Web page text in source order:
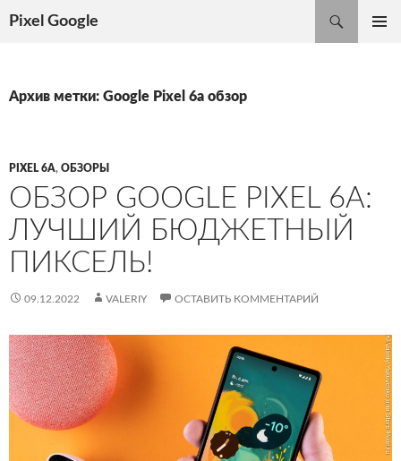
Pixel Google
Архив метки: Google Pixel 6a обзор
PIXEL 6A, ОБЗОРЫ
ОБЗОР GOOGLE PIXEL 6A:
ЛУЧШИЙ БЮДЖЕТНЫЙ
ПИКСЕЛЬ!
09.12.2022 VALERIY ОСТАВИТЬ КОММЕНТАРИЙ